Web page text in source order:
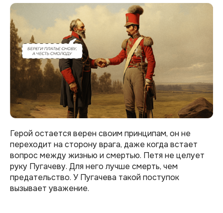
Герой остается верен своим принципам, он не
переходит на сторону врага, даже когда встает
вопрос между жизнью и смертью. Петя не целует
руку Пугачеву. Для него лучше смерть, чем
предательство. У Пугачева такой поступок
вызывает уважение.